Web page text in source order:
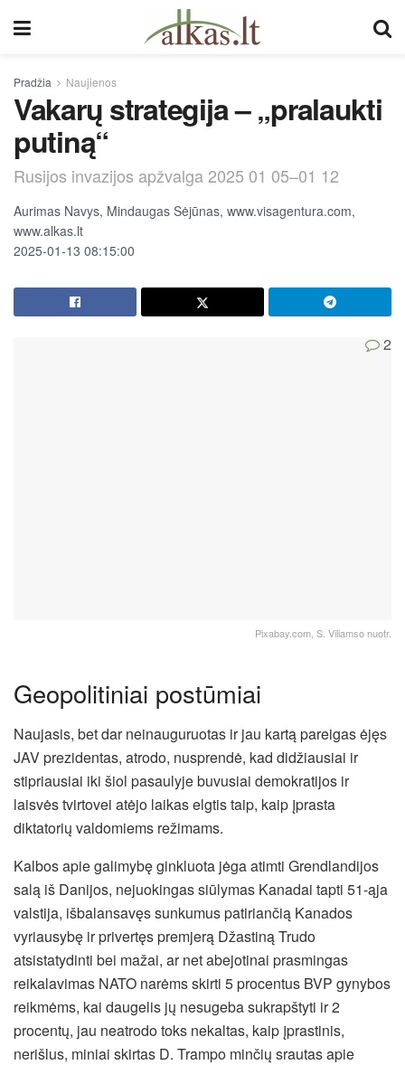
Pradžia Naujienos
Vakarų strategija – „pralaukti
putiną“
Rusijos invazijos apžvalga 2025 01 05–01 12
Aurimas Navys, Mindaugas Sėjūnas, www.visagentura.com,
www.alkas.lt
2025-01-13 08:15:00
2
Pixabay.com, S. Viliamso nuotr.
Geopolitiniai postūmiai
Naujasis, bet dar neinauguruotas ir jau kartą pareigas ėjęs
JAV prezidentas, atrodo, nusprendė, kad didžiausiai ir
stipriausiai iki šiol pasaulyje buvusiai demokratijos ir
laisvės tvirtovei atėjo laikas elgtis taip, kaip įprasta
diktatorių valdomiems režimams.
Kalbos apie galimybę ginkluota jėga atimti Grendlandijos
salą iš Danijos, nejuokingas siūlymas Kanadai tapti 51-ąja
valstija, išbalansavęs sunkumus patiriančią Kanados
vyriausybę ir privertęs premjerą Džastiną Trudo
atsistatydinti bei mažai, ar net abejotinai prasmingas
reikalavimas NATO narėms skirti 5 procentus BVP gynybos
reikmėms, kai daugelis jų nesugeba sukrapštyti ir 2
procentų, jau neatrodo toks nekaltas, kaip įprastinis,
nerišlus, miniai skirtas D. Trampo minčių srautas apie